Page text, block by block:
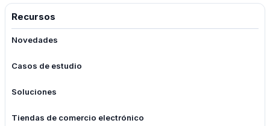
Recursos
Novedades
Casos de estudio
Soluciones
Tiendas de comercio electrónico